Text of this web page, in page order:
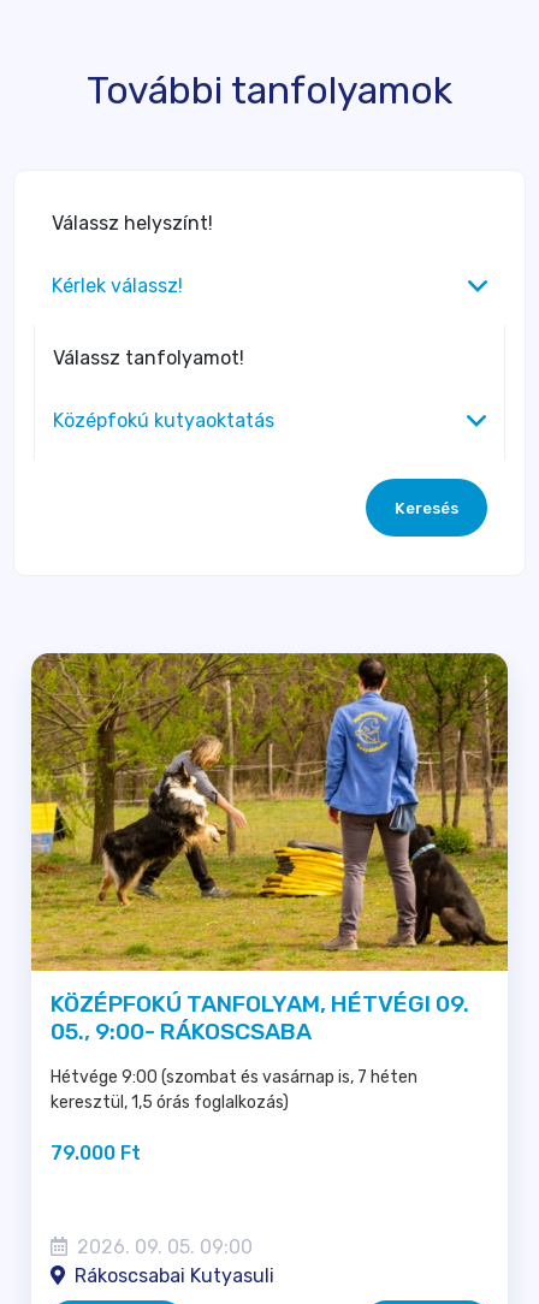
További tanfolyamok
Válassz helyszínt!
Kérlek válassz!
Válassz tanfolyamot!
Középfokú kutyaoktatás
Keresés
KÖZÉPFOKÚ TANFOLYAM, HÉTVÉGI 09.
05., 9:00- RÁKOSCSABA
Hétvége 9:00 (szombat és vasárnap is, 7 héten
keresztül, 1,5 órás foglalkozás)
79.000 Ft
2026. 09. 05. 09:00
Rákoscsabai Kutyasuli